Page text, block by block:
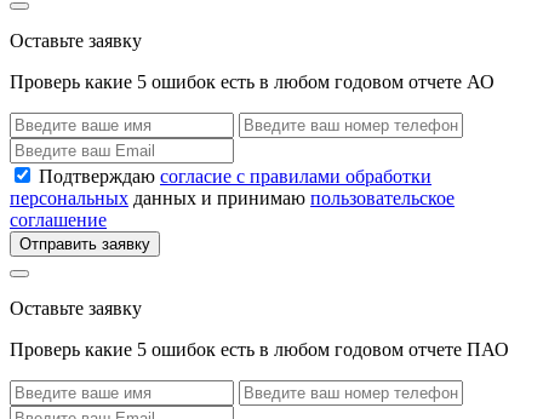
Оставьте заявку
Проверь какие 5 ошибок есть в любом годовом отчете АО
Подтверждаю согласие с правилами обработки
персональных данных и принимаю пользовательское
соглашение
Отправить заявку
Оставьте заявку
Проверь какие 5 ошибок есть в любом годовом отчете ПАО